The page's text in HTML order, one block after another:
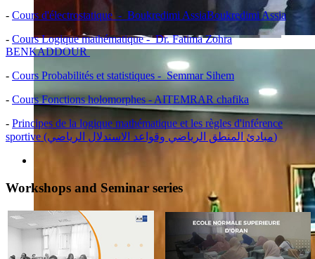
- Cours d'électrostatique - Boukredimi AssiaBoukredimi Assia
- Cours Logique mathématique - Dr. Fatima Zohra
BENKADDOUR
- Cours Probabilités et statistiques - Semmar Sihem
- Cours Fonctions holomorphes - AITEMRAR chafika
- Principes de la logique mathématique et les règles d'inférence
sportive (مبادئ المنطق الرياضي وقواعد الاستدلال الرياضي)
Workshops and Seminar series